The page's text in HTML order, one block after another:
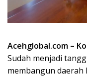
Acehglobal.com –
Sudah menjadi
membangun daerah